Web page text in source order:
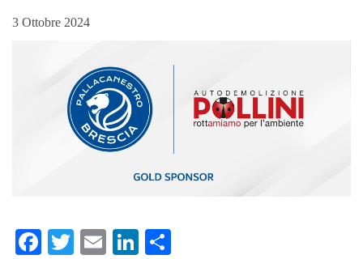
3 Ottobre 2024
Facebook
Twitter
EmailLinkedIn